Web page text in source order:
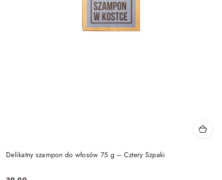
Delikatny szampon do włosów 75 g – Cztery Szpaki